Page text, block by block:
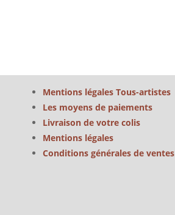
Mentions légales Tous-artistes
Les moyens de paiements
Livraison de votre colis
Mentions légales
Conditions générales de ventes